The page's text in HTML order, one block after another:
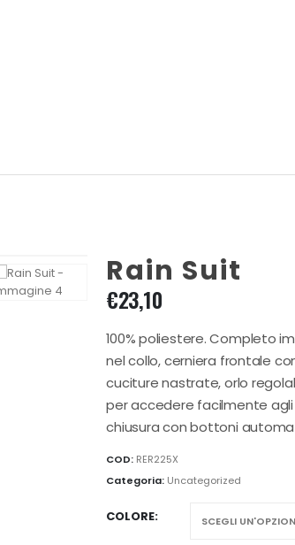
Rain Suit
€23,10
100% poliestere. Completo
nel collo, cerniera frontale
cuciture nastrate, orlo
per accedere facilmente
chiusura con bottoni
COD: RER225X
Categoria: Uncategorized
COLORE